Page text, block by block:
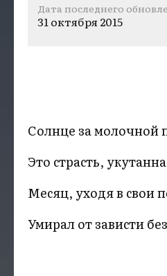
Дата последнего
31 октября 2015
Солнце за молочной
Это страсть,
Месяц, уходя в свои
Умирал от зависти